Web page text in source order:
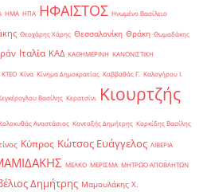
ΗΜΑ ΗΠΑ ΗΦΑΙΣΤΟΣ Ηνωμένο Βασίλειο
Θεοχάρης Χάρης Θεσσαλονίκη Θράκη Θωμαδάκης
Ιταλία ΚΑΔ ΚΑΘΗΜΕΡΙΝΗ ΚΑΝΟΝΙΣΤΙΚΗ
ΚΤΕΟ Κίνα Κίνημα Δημοκρατίας Καββαθάς Γ. Καλογήρου Ι.
Βασίλης Κερατσίνι
Κιουρτζής
Αναστάσιος Κονταξής Δημήτρης Κορκίδης Βασίλης
Κύπρος Κώτσος Ευάγγελος ΛΙΒΕΡΙΑ
ΜΕΛΚΟ ΜΕΡΙΣΜΑ ΜΗΤΡΩΟ ΑΠΟΒΛΗΤΩΝ
Δημήτρης Μαμουλάκης Χ.